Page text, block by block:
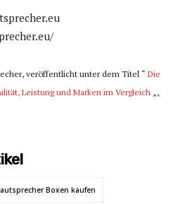
veröffentlicht unter dem Titel “ Die
Leistung und Marken im Vergleich „,
Boxen kaufen